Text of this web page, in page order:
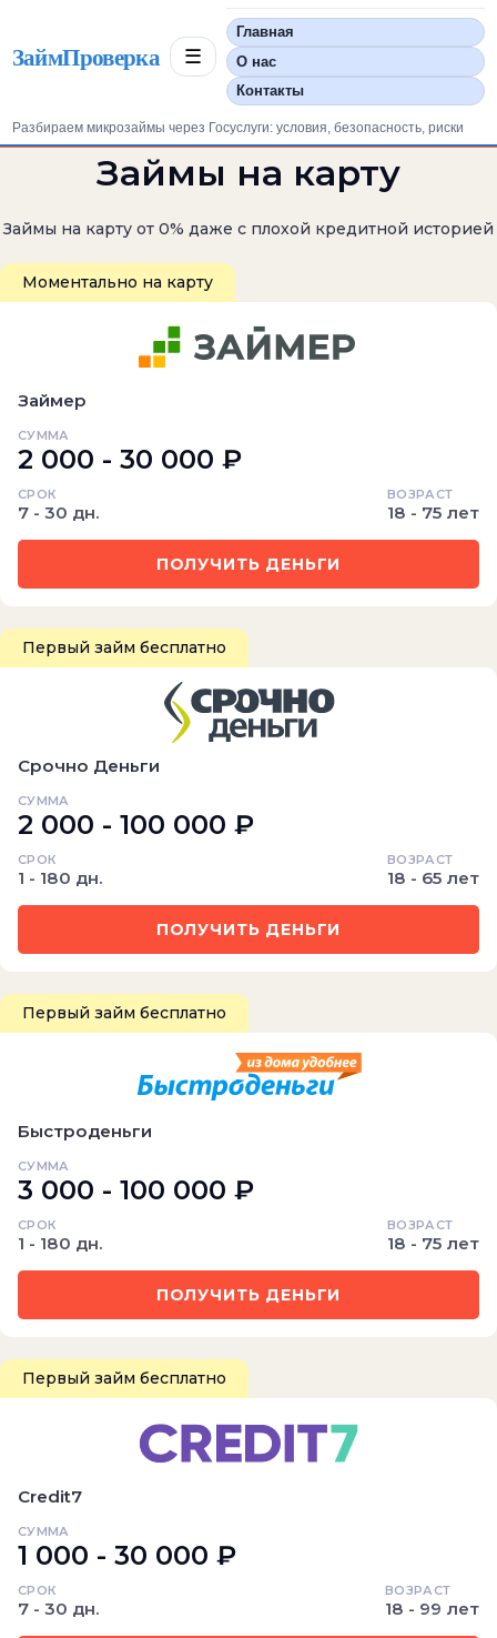
ЗаймПроверка ☰
Главная
О нас
Контакты
Разбираем микрозаймы через Госуслуги: условия, безопасность, риски
Займы на карту
Займы на карту от 0% даже с плохой кредитной историей
Моментально на карту
Займер
СУММА
2 000 - 30 000 ₽
СРОК
7 - 30 дн.
ВОЗРАСТ
18 - 75 лет
ПОЛУЧИТЬ ДЕНЬГИ
Первый займ бесплатно
Срочно Деньги
СУММА
2 000 - 100 000 ₽
СРОК
1 - 180 дн.
ВОЗРАСТ
18 - 65 лет
ПОЛУЧИТЬ ДЕНЬГИ
Первый займ бесплатно
Быстроденьги
СУММА
3 000 - 100 000 ₽
СРОК
1 - 180 дн.
ВОЗРАСТ
18 - 75 лет
ПОЛУЧИТЬ ДЕНЬГИ
Первый займ бесплатно
Credit7
СУММА
1 000 - 30 000 ₽
СРОК
7 - 30 дн.
ВОЗРАСТ
18 - 99 лет